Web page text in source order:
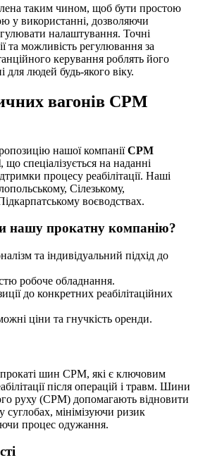
таким чином, щоб бути простою
у використанні, дозволяючи
налаштування. Точні
та можливість регулювання за
керування роблять його
для людей будь-якого віку.
вагонів CPM
нашої компаніїCPM
, що спеціалізується на наданні
процесу реабілітації. Наші
Сілезькому,
воєводствах.
нашу прокатну компанію?
та індивідуальний підхід до
робоче обладнання.
до конкретних реабілітаційних
ціни та гнучкість оренди.
шин CPM, які є ключовим
після операцій і травм. Шини
руху (CPM) допомагають відновити
суглобах, мінімізуючи ризик
процес одужання.